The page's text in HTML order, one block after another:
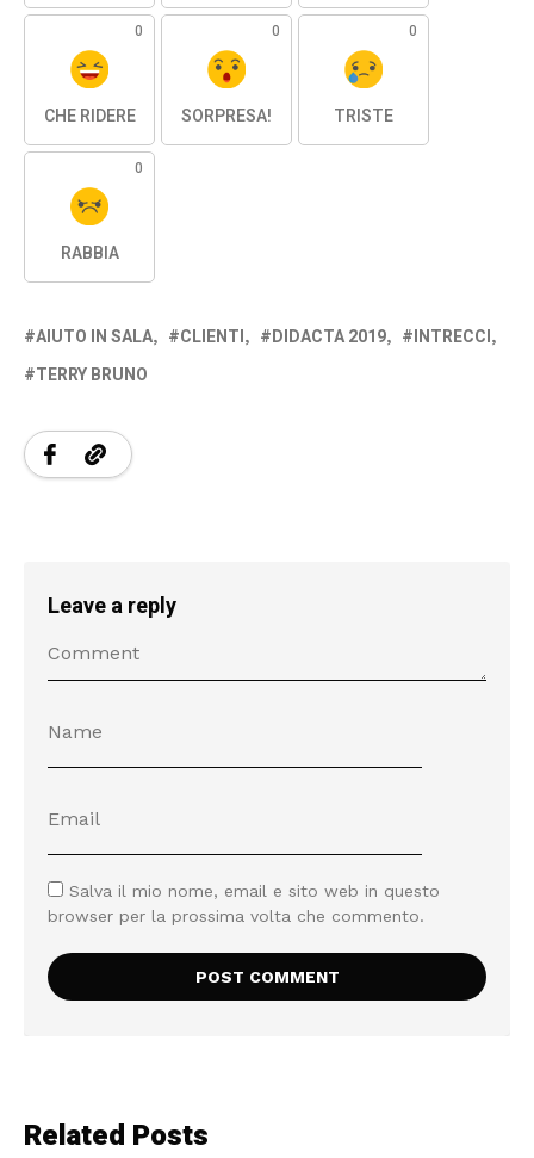
0
CHE RIDERE
0
SORPRESA!
0
TRISTE
0
RABBIA
AIUTO IN SALA CLIENTI DIDACTA 2019
INTRECCI
TERRY BRUNO
Leave a reply
Salva il mio nome, email e sito web in questo
browser per la prossima volta che commento.
Related Posts